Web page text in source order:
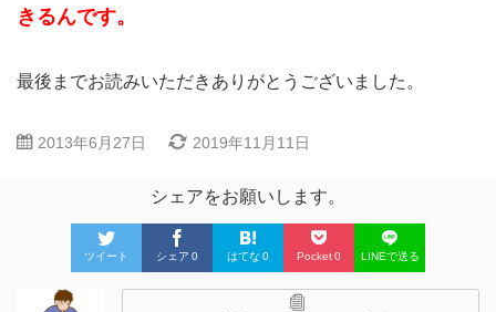
きるんです。
最後までお読みいただきありがとうございました。
2013年6月27日 2019年11月11日
シェアをお願いします。
ツイート シェア 0 はてな 0 Pocket0 LINEで送る